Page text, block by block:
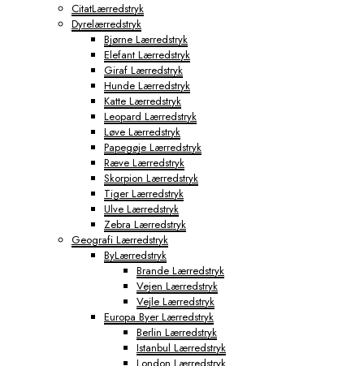
CitatLærredstryk
Dyrelærredstryk
Bjørne Lærredstryk
Elefant Lærredstryk
Giraf Lærredstryk
Hunde Lærredstryk
Katte Lærredstryk
Leopard Lærredstryk
Løve Lærredstryk
Papegøje Lærredstryk
Ræve Lærredstryk
Skorpion Lærredstryk
Tiger Lærredstryk
Ulve Lærredstryk
Zebra Lærredstryk
Geografi Lærredstryk
ByLærredstryk
Brande Lærredstryk
Vejen Lærredstryk
Vejle Lærredstryk
Europa Byer Lærredstryk
Berlin Lærredstryk
Istanbul Lærredstryk